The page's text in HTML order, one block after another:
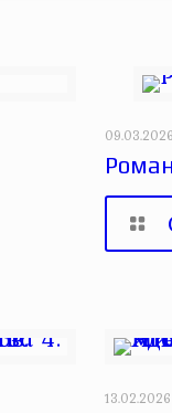
09.03.2026
13.02.2026